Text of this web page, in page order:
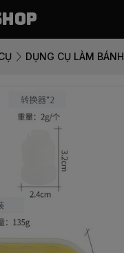
DỤNG CỤ LÀM BÁNH